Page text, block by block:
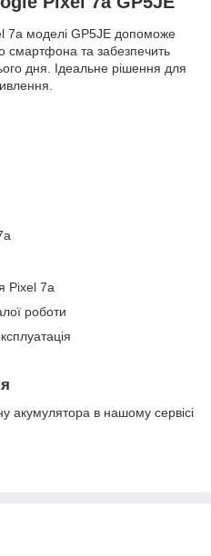
7a моделі GP5JE допоможе
смартфона та забезпечить
дня. Ідеальне рішення для
Pixel 7a
роботи
акумулятора в нашому сервісі